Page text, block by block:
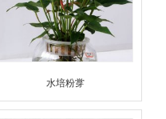
水培粉牚